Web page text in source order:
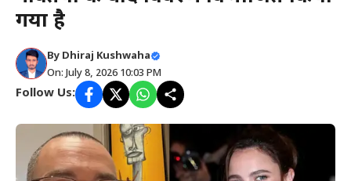
गया है
By Dhiraj Kushwaha
On: July 8, 2026 10:03 PM
Follow Us: